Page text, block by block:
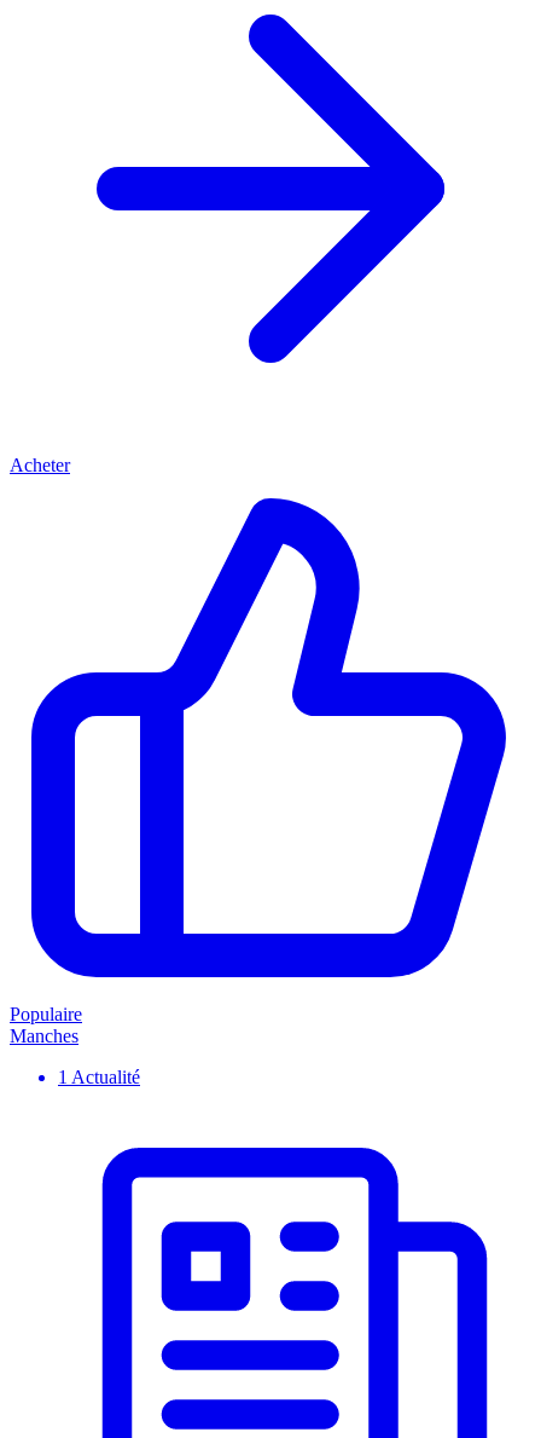
Acheter
Populaire
Manches
1 Actualité